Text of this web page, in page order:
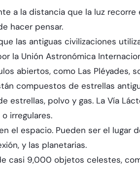
a la distancia que la luz
hacer pensar.
las antiguas civilizaciones
la Unión Astronómica
abiertos, como Las Pléyades,
compuestos de estrellas
estrellas, polvo y gas. La Vía
irregulares.
el espacio. Pueden ser el
y las planetarias.
casi 9,000 objetos celestes,